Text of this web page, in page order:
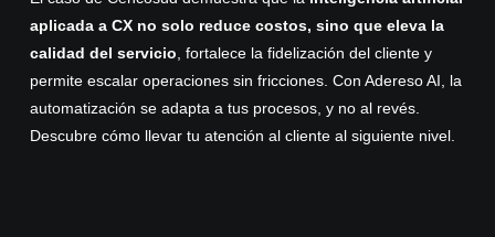
aplicada a CX no solo reduce costos, sino que eleva la
calidad del servicio, fortalece la fidelización del cliente y
permite escalar operaciones sin fricciones. Con Adereso AI, la
automatización se adapta a tus procesos, y no al revés.
Descubre cómo llevar tu atención al cliente al siguiente nivel.